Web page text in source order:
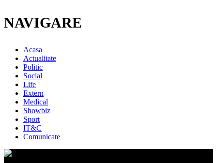
NAVIGARE
Acasa
Actualitate
Politic
Social
Life
Extern
Medical
Showbiz
Sport
IT&C
Comunicate